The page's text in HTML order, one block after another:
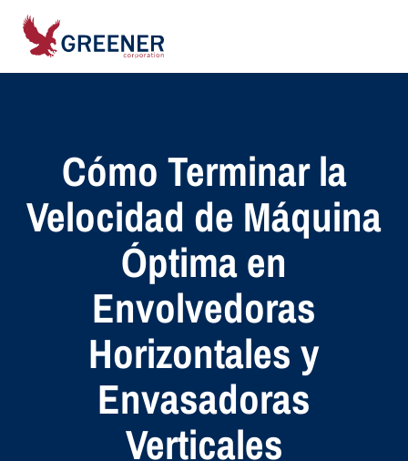
Cómo Terminar la
Velocidad de Máquina
Óptima en
Envolvedoras
Horizontales y
Envasadoras
Verticales